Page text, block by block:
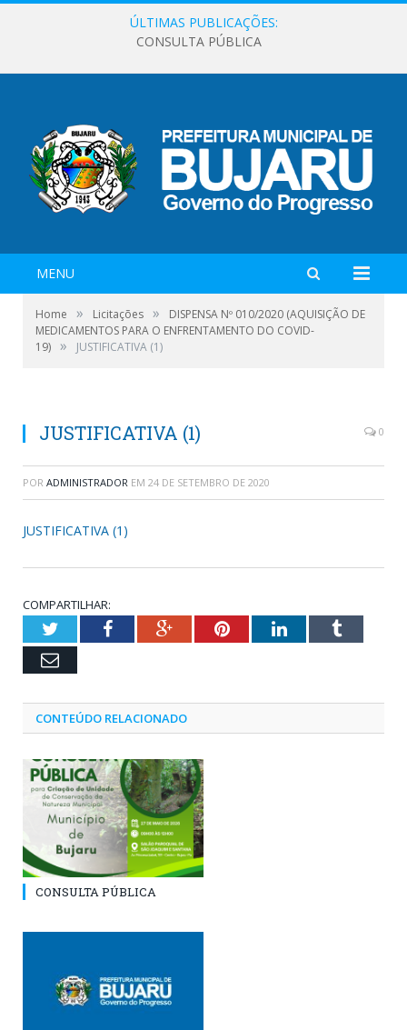
ÚLTIMAS PUBLICAÇÕES:
CONSULTA PÚBLICA
MENU
Home » Licitações »
DISPENSA Nº 010/2020 (AQUISIÇÃO DE
MEDICAMENTOS PARA O ENFRENTAMENTO DO COVID-
19) » JUSTIFICATIVA (1)
JUSTIFICATIVA (1) 0
POR ADMINISTRADOR EM 24 DE SETEMBRO DE 2020
JUSTIFICATIVA (1)
COMPARTILHAR:
TwitterFacebookGoogle+PinterestLinkedInTumblr
Email
CONTEÚDO RELACIONADO
CONSULTA PÚBLICA